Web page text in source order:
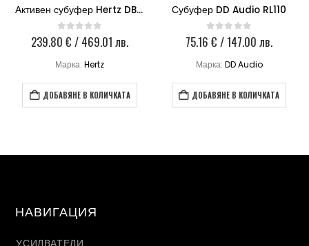
Активен субуфер Hertz DBA 200.3
0out of 5
239.80€ / 469.01 лв.
Марка:Hertz
ДОБАВЯНЕ В КОЛИЧКАТА
Субуфер DD Audio RL110
0 out of 5
75.16€ / 147.00 лв.
Марка: DD Audio
ДОБАВЯНЕ В КОЛИЧКАТА
НАВИГАЦИЯ